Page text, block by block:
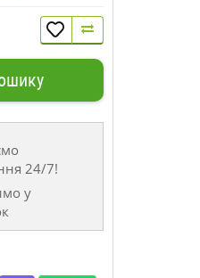
24/7!
у